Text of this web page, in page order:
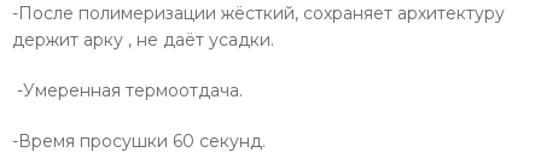
-После полимеризации жёсткий, сохраняет архитектуру
держит арку , не даёт усадки.
-Умеренная термоотдача.
-Время просушки 60 секунд.